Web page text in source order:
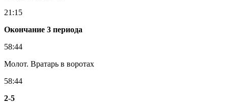
21:15
Окончание 3 периода
58:44
Молот. Вратарь в воротах
58:44
2-5